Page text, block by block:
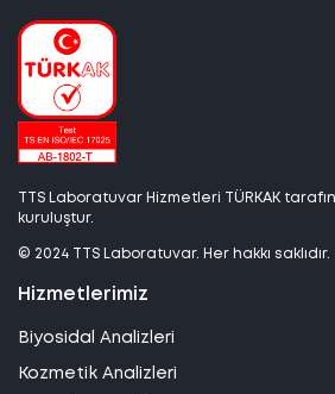
TTS Laboratuvar Hizmetleri TÜRKAK
kuruluştur.
© 2024 TTS Laboratuvar. Her hakkı saklıdır.
Hizmetlerimiz
Biyosidal Analizleri
Kozmetik Analizleri